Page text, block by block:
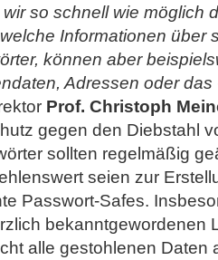
so schnell wie möglich
Informationen über
können aber
Adressen oder das
Prof. Christoph
gegen den Diebstahl
sollten regelmäßig
seien zur
Passwort-Safes.
bekanntgewordenen
alle gestohlenen Daten